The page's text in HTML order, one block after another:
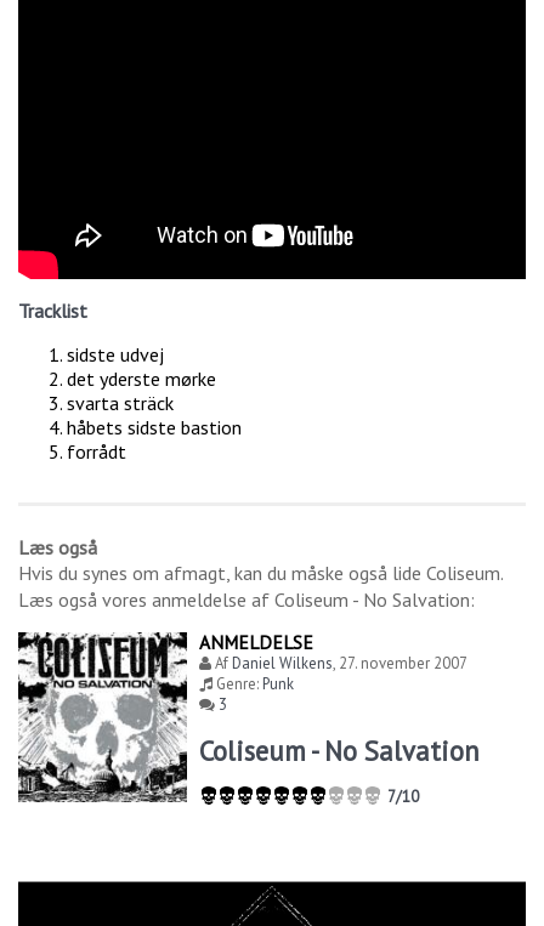
Tracklist
sidste udvej
det yderste mørke
svarta sträck
håbets sidste bastion
forrådt
Læs også
Hvis du synes om afmagt, kan du måske også lide Coliseum.
Læs også vores anmeldelse af Coliseum - No Salvation:
ANMELDELSE
AfDaniel Wilkens, 27. november 2007
Genre:Punk
3
Coliseum - No Salvation
7/10